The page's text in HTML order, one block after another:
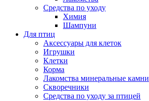
Средства по уходу
Химия
Шампуни
Для птиц
Аксессуары для клеток
Игрушки
Клетки
Корма
Лакомства минеральные камни
Скворечники
Средства по уходу за птицей